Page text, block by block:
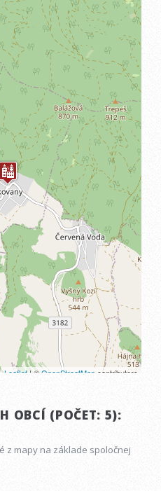
OBCÍ (POČET: 5):
z mapy na základe spoločnej